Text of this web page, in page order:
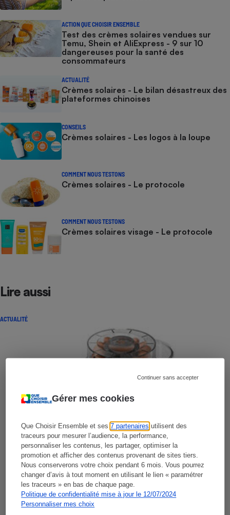
Gérer mes cookies
Que Choisir Ensemble et ses7 partenaires utilisent des
traceurs pour mesurer l’audience, la performance,
personnaliser les contenus, les partager, optimiser la
promotion et afficher des contenus provenant de sites tiers.
Nous conserverons votre choix pendant 6 mois. Vous pourrez
changer d’avis à tout moment en utilisant le lien « paramétrer
les traceurs » en bas de chaque page.
Politique de confidentialité mise à jour le 12/07/2024
Personnaliser mes choix
Continuer sans accepter
ACTION QUE CHOISIR ENSEMBLE
Test des crèmes solaires vendues sur
Temu, Shein et AliExpress - 9 sur 10
dangereuses pour la santé des
consommateurs
ACTUALITÉ
Crèmes solaires - Le bilan désastreux des
plateformes chinoises
CONSEILS
Crèmes solaires - Les logos à la loupe
COMMENT NOUS TESTONS
Crèmes solaires - Le protocole
COMMENT NOUS TESTONS
Crèmes solaires visage - Le protocole
Lire aussi
ACTUALITÉ